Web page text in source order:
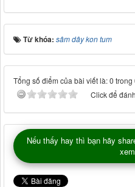
Từ khóa: sâm dây kon tum
Tổng số điểm của bài viết là: 0 trong
Click để
Nếu thấy hay thì bạn hãy